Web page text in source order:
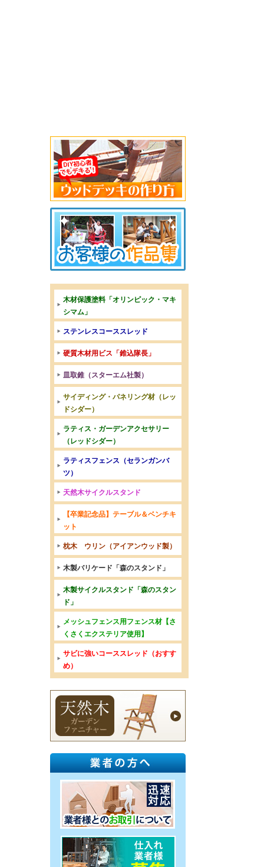
木材保護塗料「オリンピック・マキ
シマム」
ステンレスコーススレッド
硬質木材用ビス「錐込隊長」
皿取錐（スターエム社製）
サイディング・パネリング材（レッ
ドシダー）
ラティス・ガーデンアクセサリー
（レッドシダー）
ラティスフェンス（セランガンバ
ツ）
天然木サイクルスタンド
【卒業記念品】テーブル＆ベンチキ
ット
枕木 ウリン（アイアンウッド製）
木製バリケード「森のスタンド」
木製サイクルスタンド「森のスタン
ド」
メッシュフェンス用フェンス材【さ
くさくエクステリア使用】
サビに強いコーススレッド（おすす
め）